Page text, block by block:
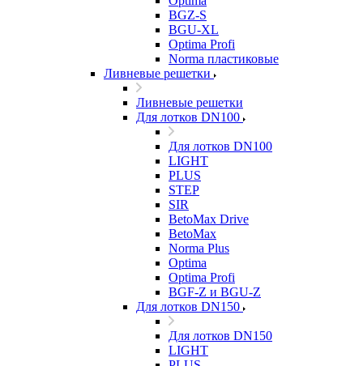
BGZ-S
BGU-XL
Optima Profi
Norma пластиковые
Ливневые решетки
Ливневые решетки
Для лотков DN100
Для лотков DN100
LIGHT
PLUS
STEP
SIR
BetoMax Drive
BetoMax
Norma Plus
Optima
Optima Profi
BGF-Z и BGU-Z
Для лотков DN150
Для лотков DN150
LIGHT